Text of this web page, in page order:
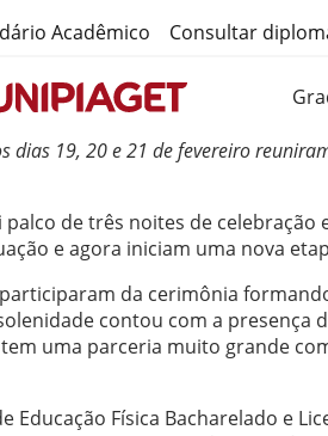
Acadêmico Consultar
dias 19, 20 e 21 de fevereiro
palco de três noites de
e agora iniciam uma nova
da cerimônia
contou com a presença
uma parceria muito grande
Educação Física Bacharelado e